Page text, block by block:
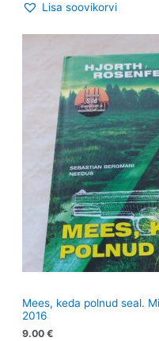
Lisa soovikorvi
Mees, keda polnud seal.
2016
9.00 €